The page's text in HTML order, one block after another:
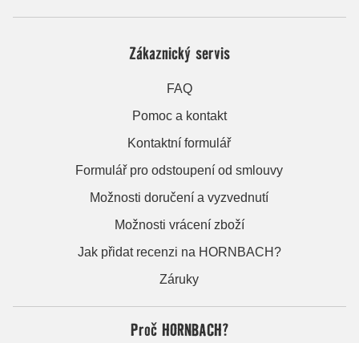
Zákaznický servis
FAQ
Pomoc a kontakt
Kontaktní formulář
Formulář pro odstoupení od smlouvy
Možnosti doručení a vyzvednutí
Možnosti vrácení zboží
Jak přidat recenzi na HORNBACH?
Záruky
Proč HORNBACH?